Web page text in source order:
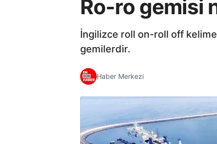
Ro-ro gemisi
İngilizce roll on-roll off
gemilerdir.
Haber Merkezi